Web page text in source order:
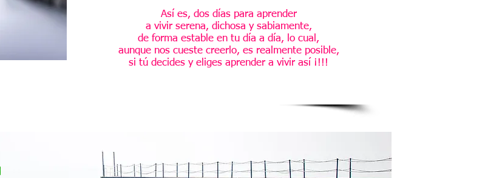
Así es, dos días para aprender
a vivir serena, dichosa y sabiamente,
de forma estable en tu día a día, o cual,
aunque nos cueste creerlo, es realmente posible,
si tú decides y eliges aprender a vivir así ¡!!!